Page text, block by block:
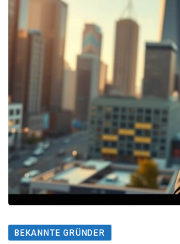
BEKANNTE GRÜNDER